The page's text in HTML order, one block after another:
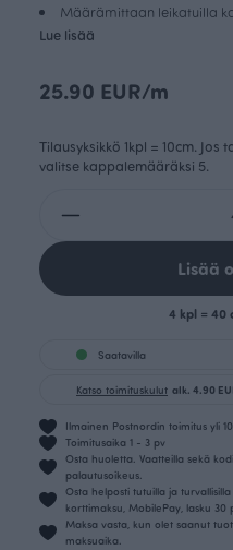
Määrämittaan leikatuilla
Lue lisää
25.90 EUR/m
Tilausyksikkö 1kpl = 10cm.
valitse kappalemääräksi 5.
Lisää
4 kpl = 40
Saatavilla
Katso toimituskulut alk. 4.90
Ilmainen Postnordin toimitus yli
Toimitusaika 1 - 3 pv
Osta huoletta. Vaatteilla sekä
palautusoikeus.
Osta helposti tutuilla ja
korttimaksu, MobilePay, lasku 30
Maksa vasta, kun olet saanut
maksuaika.